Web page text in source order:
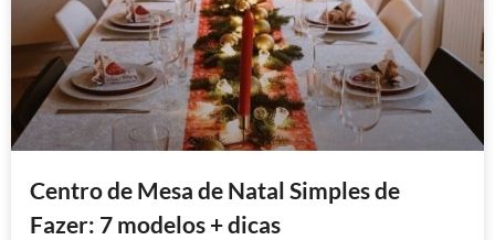
Centro de Mesa de Natal Simples de
Fazer: 7 modelos + dicas